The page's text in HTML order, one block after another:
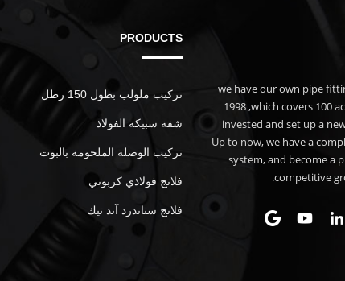
we have our own pipe
1998 ,which covers 100
invested and set up a
Up to now, we have a
system, and become a
competitive
PRODUCTS
تركيب ملولب بطول 150 رطل
شفة سبيكة الفولاذ
تركيب الوصلة الملحومة بالبوت
فلانج فولاذي كربوني
فلانج ستاندرد آند تيك